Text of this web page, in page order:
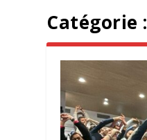
Catégorie :